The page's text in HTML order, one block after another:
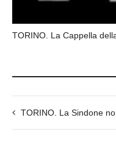
TORINO. La Cappella
TORINO. La Sindone non è di epoca medievale. Servono nuovi studi per conoscerne l’età”.